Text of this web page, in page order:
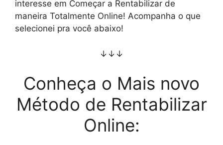
interesse em Começar a Rentabilizar de
maneira Totalmente Online! Acompanha o que
selecionei pra você abaixo!
↓↓↓
Conheça o Mais novo
Método de Rentabilizar
Online: